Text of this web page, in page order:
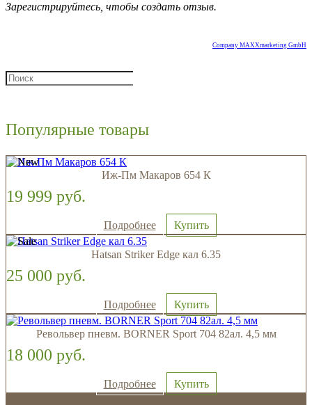
Зарегистрируйтесь, чтобы создать отзыв.
Company MAXXmarketing GmbH
Популярные товары
Иж-Пм Макаров 654 К
19 999 руб.
Подробнее Купить
Hatsan Striker Edge кал 6.35
25 000 руб.
Подробнее Купить
Револьвер пневм. BORNER Sport 704 82ал. 4,5 мм
18 000 руб.
Подробнее Купить